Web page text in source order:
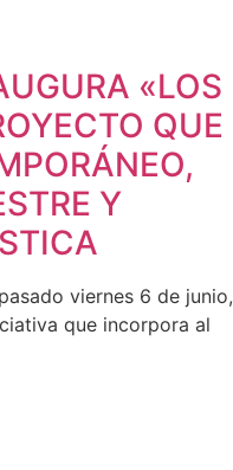
«LOS
QUE
Y
viernes 6 de junio,
que incorpora al